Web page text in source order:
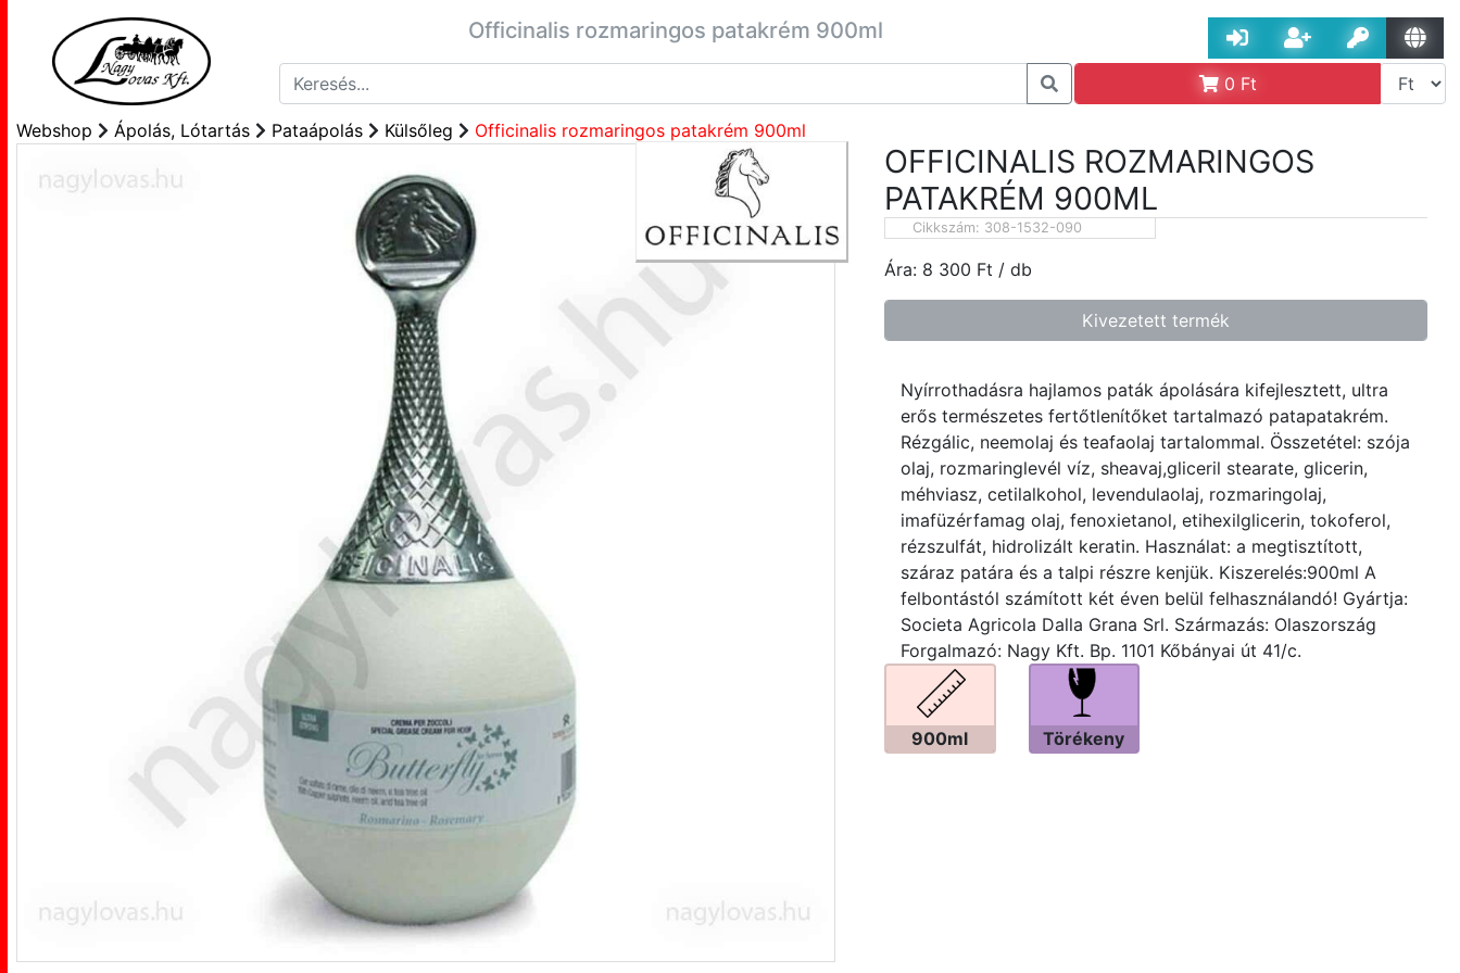
Officinalis rozmaringos patakrém 900ml
0 Ft
Webshop Ápolás, Lótartás Pataápolás Külsőleg Officinalis rozmaringos patakrém 900ml
OFFICINALIS ROZMARINGOS
PATAKRÉM 900ML
Cikkszám: 308-1532-090
Ára: 8 300 Ft / db
Kivezetett termék
Nyírrothadásra hajlamos paták ápolására kifejlesztett, ultra
erős természetes fertőtlenítőket tartalmazó patapatakrém.
Rézgálic, neemolaj és teafaolaj tartalommal. Összetétel: szója
olaj, rozmaringlevél víz, sheavaj,gliceril stearate, glicerin,
méhviasz, cetilalkohol, levendulaolaj, rozmaringolaj,
imafüzérfamag olaj, fenoxietanol, etihexilglicerin, tokoferol,
rézszulfát, hidrolizált keratin. Használat: a megtisztított,
száraz patára és a talpi részre kenjük. Kiszerelés:900ml A
felbontástól számított két éven belül felhasználandó! Gyártja:
Societa Agricola Dalla Grana Srl. Származás: Olaszország
Forgalmazó: Nagy Kft. Bp. 1101 Kőbányai út 41/c.
900ml Törékeny